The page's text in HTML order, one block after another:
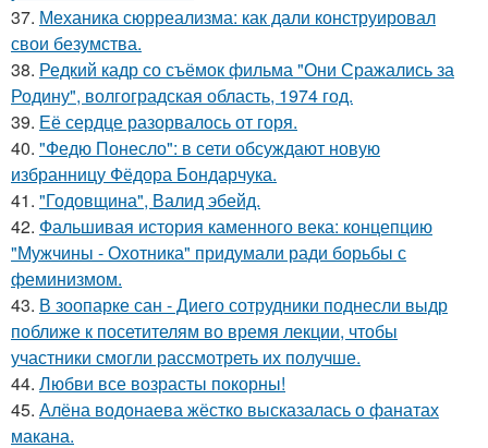
37. Механика сюрреализма: как дали конструировал
свои безумства.
38. Редкий кадр со съёмок фильма "Они Сражались за
Родину", волгоградская область, 1974 год.
39. Её сердце разорвалось от горя.
40. "Федю Понесло": в сети обсуждают новую
избранницу Фёдора Бондарчука.
41. "Годовщина", Валид эбейд.
42. Фальшивая история каменного века: концепцию
"Мужчины - Охотника" придумали ради борьбы с
феминизмом.
43. В зоопарке сан - Диего сотрудники поднесли выдр
поближе к посетителям во время лекции, чтобы
участники смогли рассмотреть их получше.
44. Любви все возрасты покорны!
45. Алёна водонаева жёстко высказалась о фанатах
макана.